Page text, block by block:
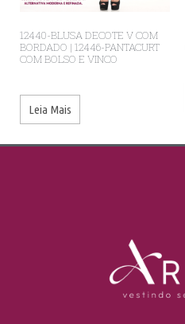
12440-BLUSA DECOTE V COM
BORDADO | 12446-PANTACURT
COM BOLSO E VINCO
Leia Mais